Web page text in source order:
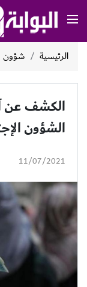
الرئيسية شؤون
الكشف
الشؤون
11/07/2021